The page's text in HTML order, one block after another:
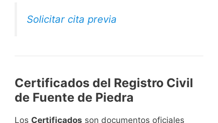
Solicitar cita previa
Certificados del Registro Civil
de Fuente de Piedra
Los Certificados son documentos oficiales